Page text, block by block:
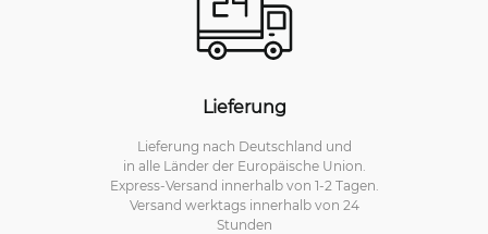
Lieferung
Lieferung nach Deutschland und
in alle Länder der Europäische Union.
Express-Versand innerhalb von 1-2 Tagen.
Versand werktags innerhalb von 24
Stunden